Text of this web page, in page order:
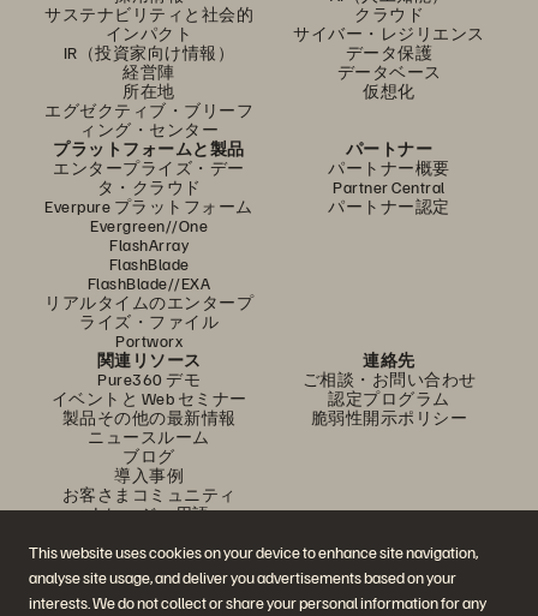
This website uses cookies on your device to enhance site navigation,
analyse site usage, and deliver you advertisements based on your
interests. We do not collect or share your personal information for any
サステナビリティと社会的
インパクト
IR（投資家向け情報）
経営陣
所在地
エグゼクティブ・ブリーフ
ィング・センター
クラウド
サイバー・レジリエンス
データ保護
データベース
仮想化
プラットフォームと製品
エンタープライズ・デー
タ・クラウド
Everpure プラットフォーム
Evergreen//One
FlashArray
FlashBlade
FlashBlade//EXA
リアルタイムのエンタープ
ライズ・ファイル
Portworx
パートナー
パートナー概要
Partner Central
パートナー認定
関連リソース
Pure360 デモ
イベントと Web セミナー
製品その他の最新情報
ニュースルーム
ブログ
導入事例
お客さまコミュニティ
ナレッジ・用語
連絡先
ご相談・お問い合わせ
認定プログラム
脆弱性開示ポリシー
公式 SNS
是非フォローをお願いします！